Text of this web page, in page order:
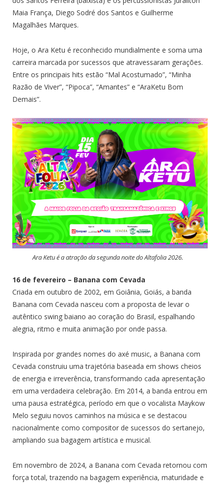
Maia França, Diego Sodré dos Santos e Guilherme
Magalhães Marques.
Hoje, o Ara Ketu é reconhecido mundialmente e soma uma
carreira marcada por sucessos que atravessaram gerações.
Entre os principais hits estão “Mal Acostumado”, “Minha
Razão de Viver”, “Pipoca”, “Amantes” e “AraKetu Bom
Demais”.
Ara Ketu é a atração da segunda noite do Altafolia 2026.
16 de fevereiro – Banana com Cevada
Criada em outubro de 2002, em Goiânia, Goiás, a banda
Banana com Cevada nasceu com a proposta de levar o
autêntico swing baiano ao coração do Brasil, espalhando
alegria, ritmo e muita animação por onde passa.
Inspirada por grandes nomes do axé music, a Banana com
Cevada construiu uma trajetória baseada em shows cheios
de energia e irreverência, transformando cada apresentação
em uma verdadeira celebração. Em 2014, a banda entrou em
uma pausa estratégica, período em que o vocalista Maykow
Melo seguiu novos caminhos na música e se destacou
nacionalmente como compositor de sucessos do sertanejo,
ampliando sua bagagem artística e musical.
Em novembro de 2024, a Banana com Cevada retornou com
força total, trazendo na bagagem experiência, maturidade e